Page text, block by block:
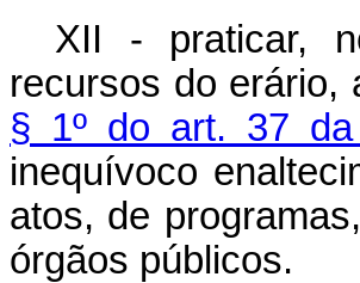
XII - praticar,
recursos do erário,
§ 1º do art. 37 da
inequívoco
atos, de
órgãos públicos.